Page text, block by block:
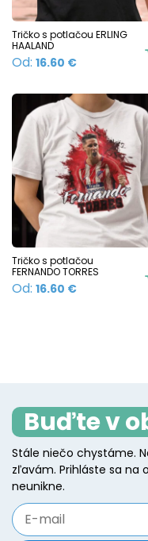
Tričko s potlačou ERLING
HAALAND
Od: 16.60 €
Tričko s potlačou
FERNANDO TORRES
Od: 16.60 €
Buďte v
Stále niečo chystáme.
zľavám. Prihláste sa na
neunikne.